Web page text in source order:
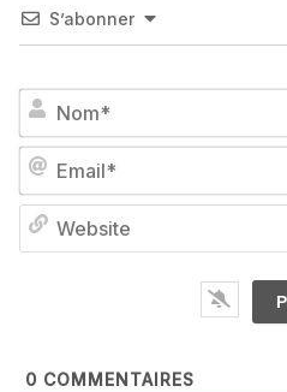
S’abonner
0 COMMENTAIRES